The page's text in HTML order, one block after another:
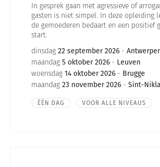
In gesprek gaan met agressieve of
gasten is niet simpel. In deze opleiding
de gemoederen bedaart en een positief
start.
dinsdag 22 september 2026 -
maandag 5 oktober 2026 - Leuven
woensdag 14 oktober 2026 - Brugge
maandag 23 november 2026 - Sint-
ÉÉN DAG VOOR ALLE NIVEAUS